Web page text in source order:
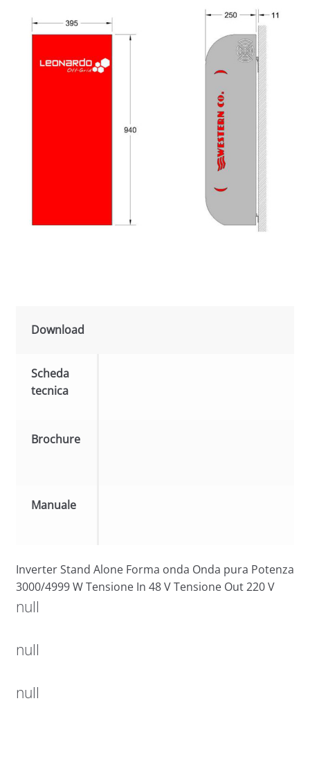
Download
Scheda
tecnica
Brochure
Manuale
Inverter Stand Alone Forma onda Onda pura Potenza
3000/4999 W Tensione In 48 V Tensione Out 220 V
null
null
null